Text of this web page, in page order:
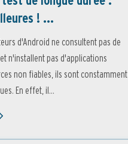
! ...
d'Android ne consultent pas de
n'installent pas d'applications
non fiables, ils sont constamment
En effet, il...